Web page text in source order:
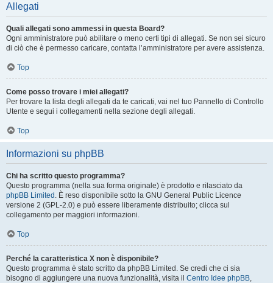
Allegati
Quali allegati sono ammessi in questa Board?
Ogni amministratore può abilitare o meno certi tipi di allegati. Se non sei sicuro
di ciò che è permesso caricare, contatta l’amministratore per avere assistenza.
Top
Come posso trovare i miei allegati?
Per trovare la lista degli allegati da te caricati, vai nel tuo Pannello di Controllo
Utente e segui i collegamenti nella sezione degli allegati.
Top
Informazioni su phpBB
Chi ha scritto questo programma?
Questo programma (nella sua forma originale) è prodotto e rilasciato da
phpBB Limited . È reso disponibile sotto la GNU General Public Licence
versione 2 (GPL-2.0) e può essere liberamente distribuito; clicca sul
collegamento per maggiori informazioni.
Top
Perché la caratteristica X non è disponibile?
Questo programma è stato scritto da phpBB Limited. Se credi che ci sia
bisogno di aggiungere una nuova funzionalità, visita il Centro Idee phpBB,